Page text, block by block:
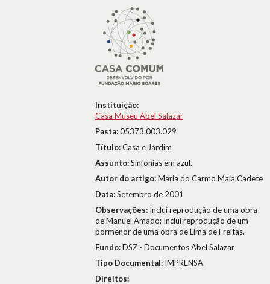
Instituição:
Casa Museu Abel Salazar
Pasta:05373.003.029
Título:Casa e Jardim
Assunto:Sinfonias em azul.
Autor do artigo:Maria do Carmo Maia Cadete
Data:Setembro de 2001
Observações: Inclui reprodução de uma obra
de Manuel Amado; Inclui reprodução de um
pormenor de uma obra de Lima de Freitas.
Fundo:DSZ - Documentos Abel Salazar
Tipo Documental: IMPRENSA
Direitos: